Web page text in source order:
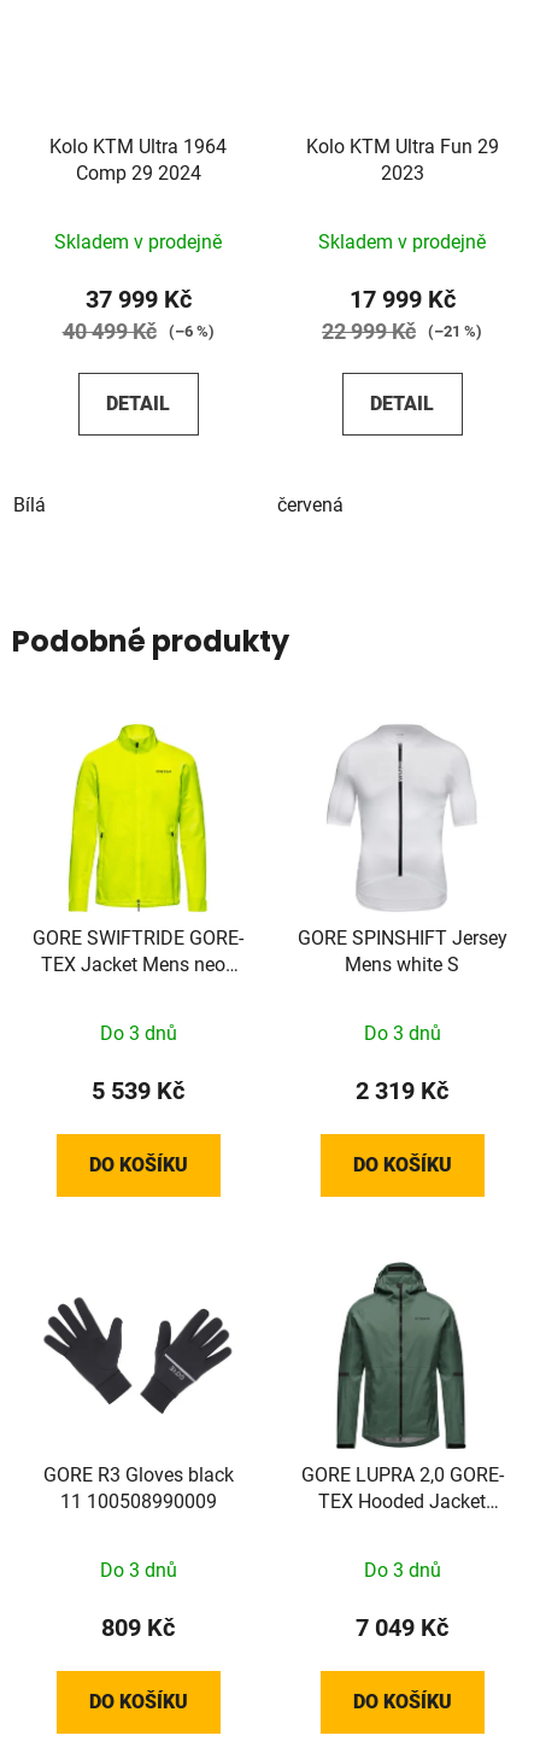
Kolo KTM Ultra 1964
Comp 29 2024
Skladem v prodejně
37 999 Kč
40 499 Kč (–6 %)
DETAIL
Bílá
Kolo KTM Ultra Fun 29
2023
Skladem v prodejně
17 999 Kč
22 999 Kč (–21 %)
DETAIL
červená
Podobné produkty
GORE SWIFTRIDE GORE-
TEX Jacket Mens neon
Do 3 dnů
5 539 Kč
DO KOŠÍKU
GORE SPINSHIFT Jersey
Mens white S
Do 3 dnů
2 319 Kč
DO KOŠÍKU
GORE R3 Gloves black
11 100508990009
Do 3 dnů
809 Kč
DO KOŠÍKU
GORE LUPRA 2,0 GORE-
TEX Hooded Jacket
Do 3 dnů
7 049 Kč
DO KOŠÍKU